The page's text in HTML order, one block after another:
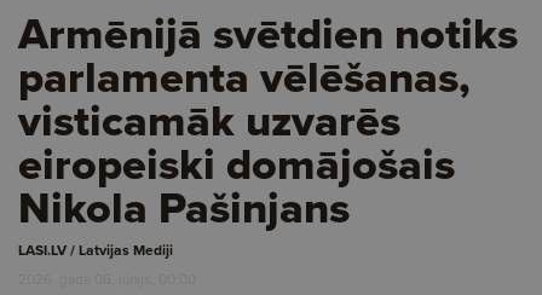
Armēnijā svētdien notiks
parlamenta vēlēšanas,
visticamāk uzvarēs
eiropeiski domājošais
Nikola Pašinjans
LASI.LV / Latvijas Mediji
2026. gada 06. jūnijs, 00:00